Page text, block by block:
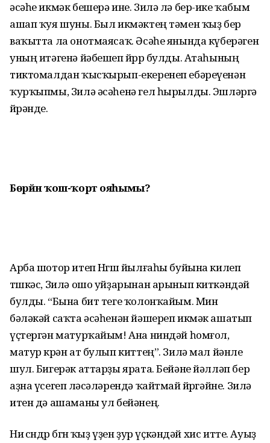
әсәһе икмәк бешерә ине. Зилә лә бер-ике ҡабым
ашап ҡуя шуны. Был икмәктең тәмен ҡыҙ бер
ваҡытта ла онотмаясаҡ. Әсәһе янында күберәген
уның итәгенә йәбешеп йөрөр булды. Атаһының
тиктомалдан ҡысҡырып-екеренеп ебәреүенән
ҡурҡыпмы, Зилә әсәһенә гел һырылды. Эшләргә
өйрәнде.
Бөрйән ҡош-ҡорт ояһымы?
Арба шотор итеп Нөгөш йылғаһы буйына килеп
төшкәс, Зилә ошо уйҙарынан арынып киткәндәй
булды. “Бына бит теге ҡолонҡайым. Мин
бәләкәй саҡта әсәһенән йәшереп икмәк ашатып
үҫтергән матурҡайым! Ана ниндәй һомғол,
матур көрән ат булып киттең”. Зилә мал йәнле
шул. Бигерәк аттарҙы ярата. Бейәне йәлләп бер
аҙна үсегеп өләсәләрендә ҡайтмай йөрөгәйне. Зилә
итен дә ашаманы ул бейәнең.
Ни өсөндөр бөгөн ҡыҙ үҙен ҙур үҫкәндәй хис итте. Ауыҙ